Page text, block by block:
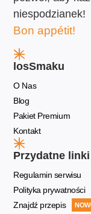
niespodzianek!
Bon appétit!
losSmaku
O Nas
Blog
Pakiet Premium
Kontakt
Przydatne linki
Regulamin serwisu
Polityka prywatności
Znajdź przepis